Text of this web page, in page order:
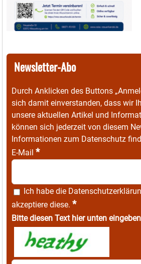
Newsletter-Abo
Durch Anklicken des Buttons
sich damit einverstanden, dass wir
unsere aktuellen Artikel und
können sich jederzeit von diesem
Informationen zum Datenschutz
E-Mail *
Ich habe die
akzeptiere diese. *
Bitte diesen Text hier unten